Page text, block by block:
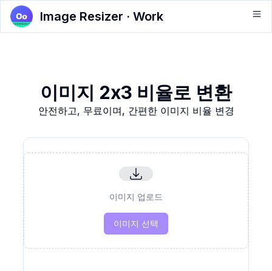
Image Resizer · Work
이미지 2x3 비율로 변환
안전하고, 무료이며, 간편한 이미지 비율 변경
이미지 업로드
이미지 선택